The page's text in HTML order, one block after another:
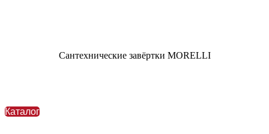
Сантехнические завёртки MORELLI
Каталог